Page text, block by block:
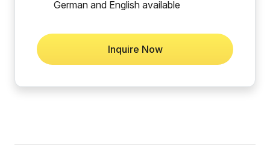
German and English available
Inquire Now